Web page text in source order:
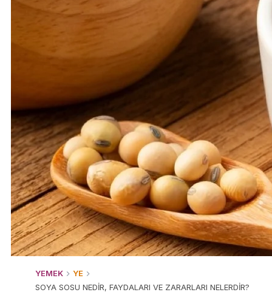
YEMEK
YE
SOYA SOSU NEDİR, FAYDALARI VE ZARARLARI NELERDİR?